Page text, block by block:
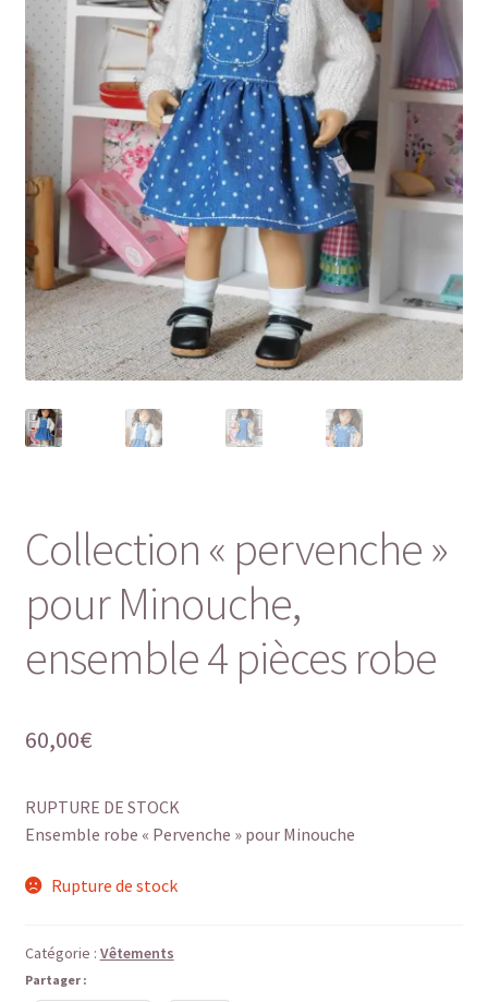
Politique de confidentialité
Politique de cookies (UE)
Validation de la commande
Collection « pervenche »
pour Minouche,
ensemble 4 pièces robe
60,00€
RUPTURE DE STOCK
Ensemble robe « Pervenche » pour Minouche
Rupture de stock
Catégorie : Vêtements
Partager :